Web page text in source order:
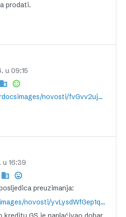
prodati.
u 09:15
http://www.zse.hr/userdocsimages/novosti/fvGvv2ujdRgtVxT4ovhMeg==.pdf
u 16:39
preuzimanja:
http://zse.hr/userdocsimages/novosti/yvLysdWfGep1qFS4hXkODA==.pdf